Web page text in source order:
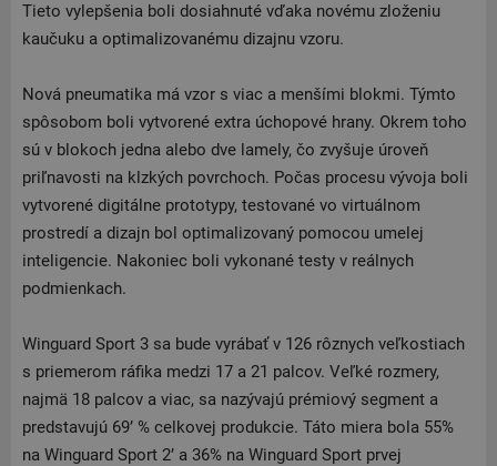
Tieto vylepšenia boli dosiahnuté vďaka novému zloženiu
kaučuku a optimalizovanému dizajnu vzoru.
Nová pneumatika má vzor s viac a menšími blokmi. Týmto
spôsobom boli vytvorené extra úchopové hrany. Okrem toho
sú v blokoch jedna alebo dve lamely, čo zvyšuje úroveň
priľnavosti na klzkých povrchoch. Počas procesu vývoja boli
vytvorené digitálne prototypy, testované vo virtuálnom
prostredí a dizajn bol optimalizovaný pomocou umelej
inteligencie. Nakoniec boli vykonané testy v reálnych
podmienkach.
Winguard Sport 3 sa bude vyrábať v 126 rôznych veľkostiach
s priemerom ráfika medzi 17 a 21 palcov. Veľké rozmery,
najmä 18 palcov a viac, sa nazývajú prémiový segment a
predstavujú 69’ % celkovej produkcie. Táto miera bola 55%
na Winguard Sport 2’ a 36% na Winguard Sport prvej